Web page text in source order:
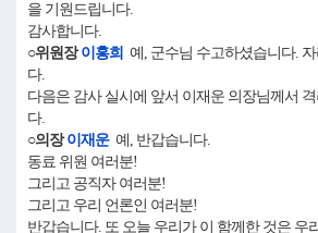
을 기원드립니다.
감사합니다.
○위원장이홍희 예, 군수님 수고하셨습니다.
다.
다음은 감사 실시에 앞서 이재운 의장님께서
다.
○의장이재운예, 반갑습니다.
동료 위원 여러분!
그리고 공직자 여러분!
그리고 우리 언론인 여러분!
반갑습니다. 또 오늘 우리가 이 함께한 것은 우